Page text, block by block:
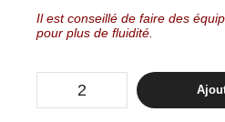
Il est conseillé de faire des
pour plus de fluidité.